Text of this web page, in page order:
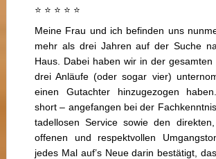
⭐ ⭐ ⭐ ⭐ ⭐
Meine Frau und ich befinden uns
mehr als drei Jahren auf der Suche
Haus. Dabei haben wir in der
drei Anläufe (oder sogar vier)
einen Gutachter hinzugezogen
short – angefangen bei der
tadellosen Service sowie den
offenen und respektvollen
jedes Mal auf’s Neue darin bestätigt,